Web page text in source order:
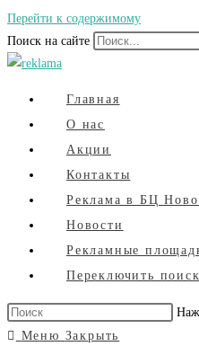
Перейти к содержимому
Поиск на сайте
Главная
О нас
Акции
Контакты
Реклама в БЦ
Новости
Рекламные
Переключить
Меню Закрыть